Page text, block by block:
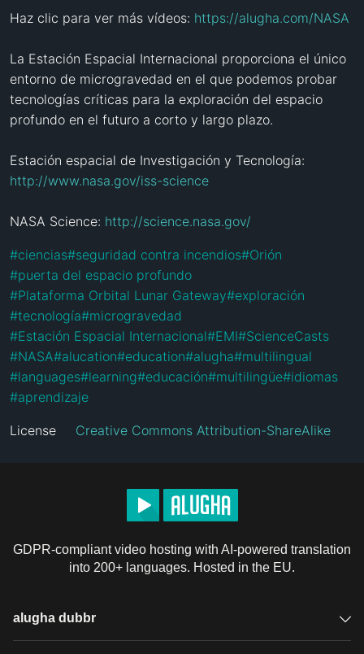
Haz clic para ver más vídeos: https://alugha.com/NASA
La Estación Espacial Internacional proporciona el único
entorno de microgravedad en el que podemos probar
tecnologías críticas para la exploración del espacio
profundo en el futuro a corto y largo plazo.
http://www.nasa.gov/iss-science
NASA Science: http://science.nasa.gov/
#ciencias#seguridad contra incendios#Orión
#puerta del espacio profundo
#Plataforma Orbital Lunar Gateway#exploración
#tecnología#microgravedad
#Estación Espacial Internacional#EMI#ScienceCasts
#NASA#alucation#education#alugha#multilingual
#languages#learning#educación#multilingüe#idiomas
#aprendizaje
License Creative Commons Attribution-ShareAlike
GDPR-compliant video hosting with AI-powered translation
into 200+ languages. Hosted in the EU.
alugha dubbr